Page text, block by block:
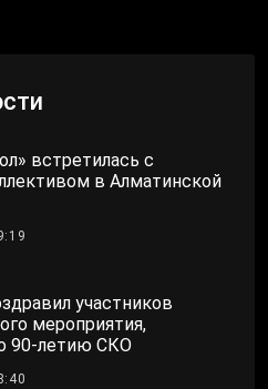
встретилась с
в Алматинской
участников
мероприятия,
90-летию СКО